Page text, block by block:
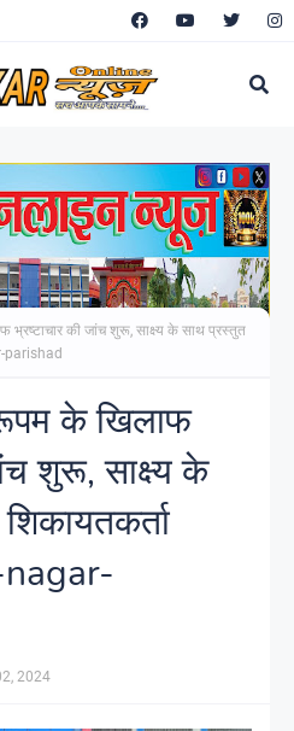
भ्रष्टाचार की जांच शुरू, साक्ष्य के साथ प्रस्तुत
parishad
के खिलाफ
शुरू, साक्ष्य के
nagar-
2024